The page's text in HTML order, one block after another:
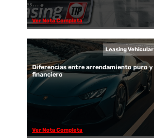
Ver Nota Completa
Leasing Vehicular
Diferencias entre arrendamiento puro y
financiero
Ver Nota Completa